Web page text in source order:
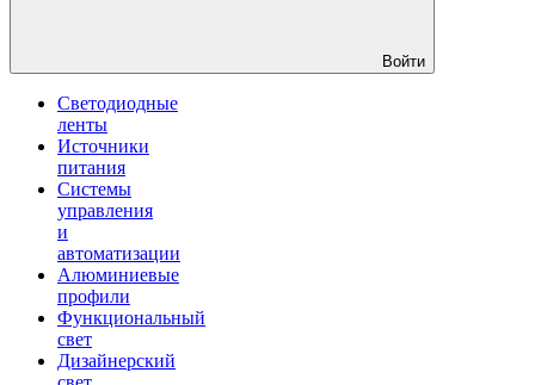
Войти
Светодиодные
ленты
Источники
питания
Системы
управления
и
автоматизации
Алюминиевые
профили
Функциональный
свет
Дизайнерский